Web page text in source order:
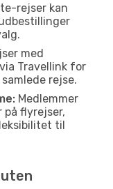
rejser kan
med
Travellink for
rejse.
Medlemmer
på flyrejser,
til